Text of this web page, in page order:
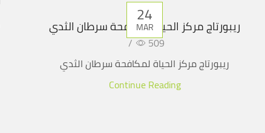
24
MAR
ريبورتاج مركز الحياة لمكافحة سرطان الثدي
/
509
ريبورتاج مركز الحياة لمكافحة سرطان الثدي
Continue Reading